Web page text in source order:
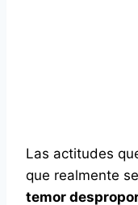
Las actitudes
que realmente
temor